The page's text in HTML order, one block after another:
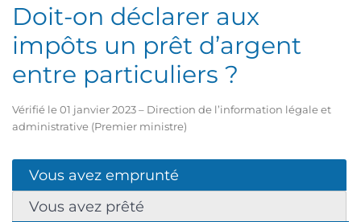
Doit-on déclarer aux
impôts un prêt d’argent
entre particuliers ?
Vérifié le 01 janvier 2023 – Direction de l’information légale et
administrative (Premier ministre)
Vous avez emprunté
Vous avez prêté